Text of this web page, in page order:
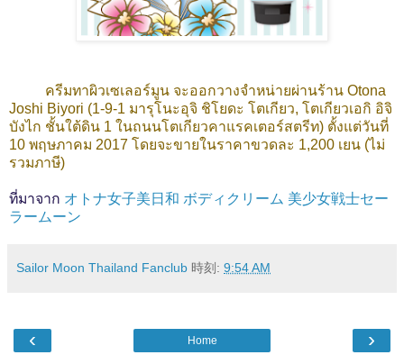
ครีมทาผิวเซเลอร์มูน จะออกวางจำหน่ายผ่านร้าน Otona
Joshi Biyori (1-9-1 มารุโนะอุจิ ชิโยดะ โตเกียว, โตเกียวเอกิ อิจิ
บังไก ชั้นใต้ดิน 1 ในถนนโตเกียวคาแรคเตอร์สตรีท) ตั้งแต่วันที่
10 พฤษภาคม 2017 โดยจะขายในราคาขวดละ 1,200 เยน (ไม่
รวมภาษี)
ที่มาจาก オトナ女子美日和 ボディクリーム 美少女戦士セー
ラームーン
Sailor Moon Thailand Fanclub 時刻: 9:54 AM
‹ ›
Home